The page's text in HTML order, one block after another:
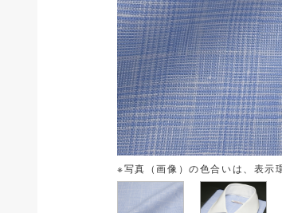
※写真（画像）の色合いは、表示